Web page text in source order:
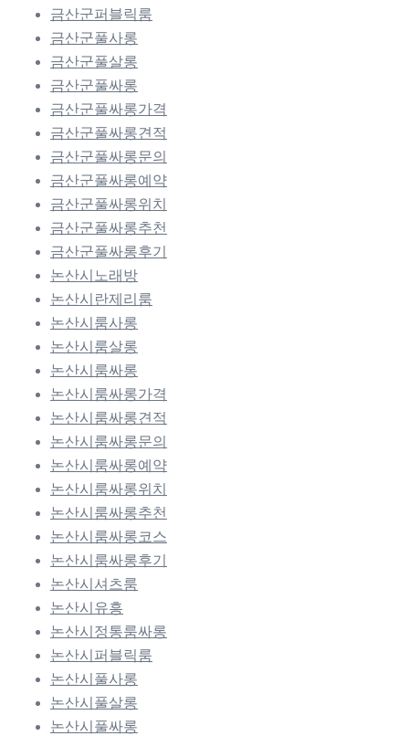
금산군퍼블릭룸
금산군풀사롱
금산군풀살롱
금산군풀싸롱
금산군풀싸롱가격
금산군풀싸롱견적
금산군풀싸롱문의
금산군풀싸롱예약
금산군풀싸롱위치
금산군풀싸롱추천
금산군풀싸롱후기
논산시노래방
논산시란제리룸
논산시룸사롱
논산시룸살롱
논산시룸싸롱
논산시룸싸롱가격
논산시룸싸롱견적
논산시룸싸롱문의
논산시룸싸롱예약
논산시룸싸롱위치
논산시룸싸롱추천
논산시룸싸롱코스
논산시룸싸롱후기
논산시셔츠룸
논산시유흥
논산시정통룸싸롱
논산시퍼블릭룸
논산시풀사롱
논산시풀살롱
논산시풀싸롱